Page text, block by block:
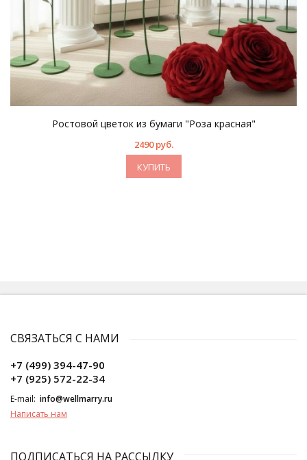
Ростовой цветок из бумаги "Роза красная"
2490 руб.
КУПИТЬ
СВЯЗАТЬСЯ С НАМИ
+7 (499) 394-47-90
+7 (925) 572-22-34
E-mail: info@wellmarry.ru
Написать нам
ПОДПИСАТЬСЯ НА РАССЫЛКУ